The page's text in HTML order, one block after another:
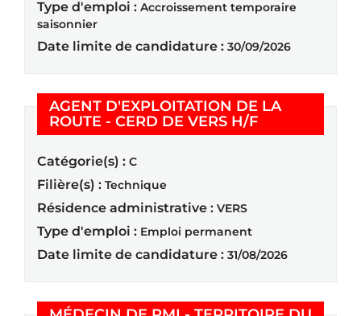
Type d'emploi : Accroissement temporaire
saisonnier
Date limite de candidature : 30/09/2026
AGENT D'EXPLOITATION DE LA
ROUTE - CERD DE VERS H/F(Nouvelle
Catégorie(s) : C
Filière(s) : Technique
Résidence administrative : VERS
Type d'emploi : Emploi permanent
Date limite de candidature : 31/08/2026